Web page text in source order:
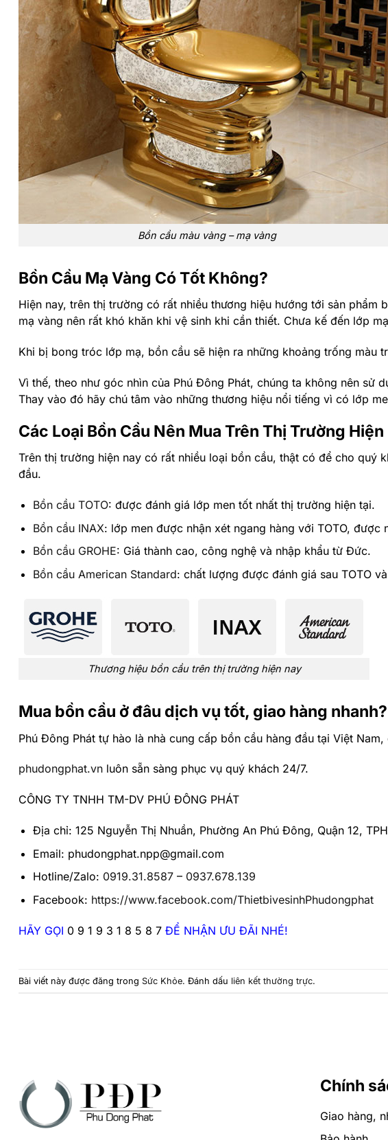
Bồn cầu màu vàng – mạ vàng
Bồn Cầu Mạ Vàng Có Tốt Không?
Hiện nay, trên thị trường có rất nhiều thương hiệu hướng tới sản
mạ vàng nên rất khó khăn khi vệ sinh khi cần thiết. Chưa kế đến lớp
Khi bị bong tróc lớp mạ, bồn cầu sẽ hiện ra những khoảng trống màu
Vì thế, theo như góc nhìn của Phú Đông Phát, chúng ta không nên sử
Thay vào đó hãy chú tâm vào những thương hiệu nổi tiếng vì có lớp
Các Loại Bồn Cầu Nên Mua Trên Thị Trường Hiện
Trên thị trường hiện nay có rất nhiều loại bồn cầu, thật có để cho quý
đầu.
Bồn cầu TOTO: được đánh giá lớp men tốt nhất thị trường hiện tại.
Bồn cầu INAX: lớp men được nhận xét ngang hàng với TOTO,
Bồn cầu GROHE: Giá thành cao, công nghệ và nhập khẩu từ Đức.
Bồn cầu American Standard: chất lượng được đánh giá sau TOTO
Thương hiệu bồn cầu trên thị trường hiện nay
Mua bồn cầu ở đâu dịch vụ tốt, giao hàng nhanh?
Phú Đông Phát tự hào là nhà cung cấp bồn cầu hàng đầu tại Việt
phudongphat.vn luôn sẵn sàng phục vụ quý khách 24/7.
CÔNG TY TNHH TM-DV PHÚ ĐÔNG PHÁT
Địa chỉ: 125 Nguyễn Thị Nhuần, Phường An Phú Đông, Quận 12,
Email: phudongphat.npp@gmail.com
Hotline/Zalo: 0919.31.8587– 0937.678.139
Facebook: https://www.facebook.com/ThietbivesinhPhudongphat
HÃY GỌI 0 9 1 9 3 1 8 5 8 7 ĐỂ NHẬN ƯU ĐÃI NHÉ!
Bài viết này được đăng trong Sức Khỏe. Đánh dấu liên kết thường trực.
Chính
Giao hàng,